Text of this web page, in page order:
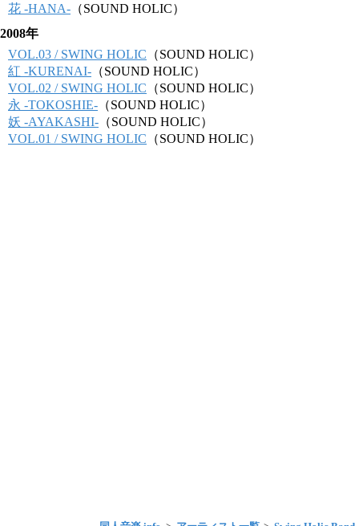
花 -HANA- （SOUND HOLIC）
2008年
VOL.03 / SWING HOLIC （SOUND HOLIC）
紅 -KURENAI- （SOUND HOLIC）
VOL.02 / SWING HOLIC （SOUND HOLIC）
永 -TOKOSHIE- （SOUND HOLIC）
妖 -AYAKASHI- （SOUND HOLIC）
VOL.01 / SWING HOLIC （SOUND HOLIC）